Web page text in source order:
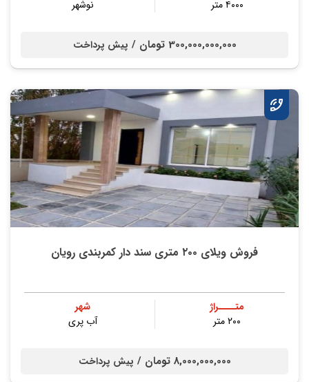
۴۰۰۰ متر
نوشهر
300,000,000,000 تومان / پیش پرداخت
فروش ویلای ۲۰۰ متری سند دار کمربندی رویان
متــــراژ
۲۰۰ متر
شهر
آب پری
8,000,000,000 تومان / پیش پرداخت